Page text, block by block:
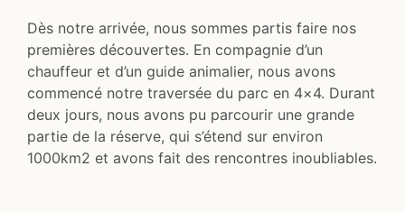
Dès notre arrivée, nous sommes partis faire nos
premières découvertes. En compagnie d’un
chauffeur et d’un guide animalier, nous avons
commencé notre traversée du parc en 4×4. Durant
deux jours, nous avons pu parcourir une grande
partie de la réserve, qui s’étend sur environ
1000km2 et avons fait des rencontres inoubliables.